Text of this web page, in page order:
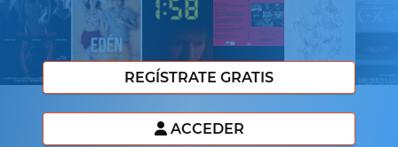
REGÍSTRATE GRATIS
ACCEDER